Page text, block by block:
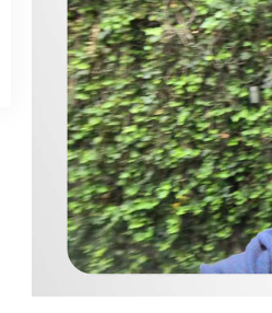
O que é a Grandeza?